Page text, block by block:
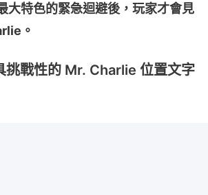
大特色的緊急迴避後，玩家才會見
。
挑戰性的 Mr. Charlie 位置文字